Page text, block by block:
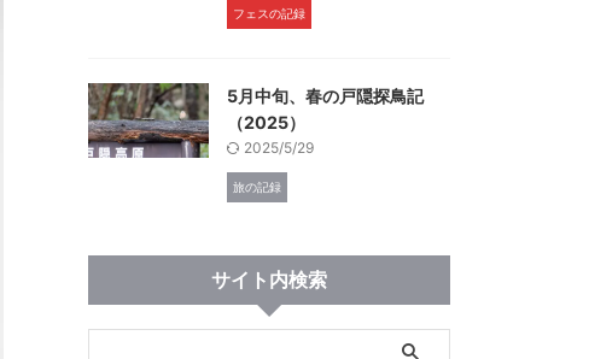
フェスの記録
5月中旬、春の戸隠探鳥記
（2025）
2025/5/29
旅の記録
サイト内検索